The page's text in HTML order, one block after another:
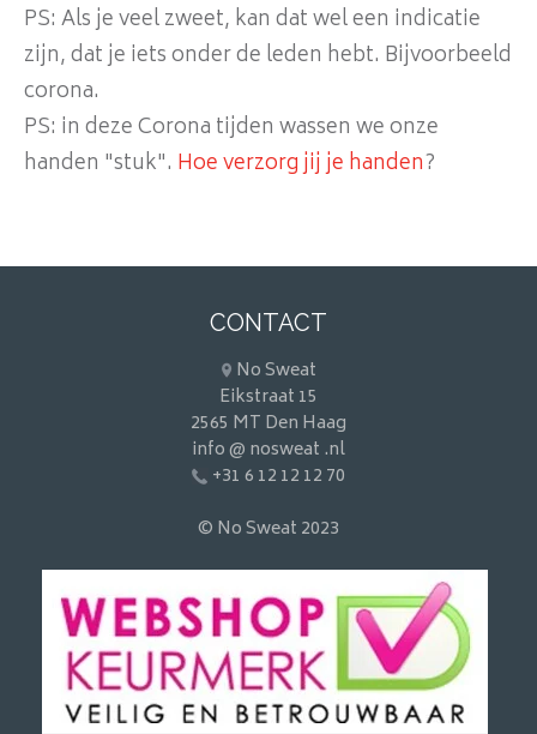
PS: Als je veel zweet, kan dat wel een indicatie
zijn, dat je iets onder de leden hebt. Bijvoorbeeld
corona.
PS: in deze Corona tijden wassen we onze
handen "stuk". Hoe verzorg jij je handen?
CONTACT
No Sweat
Eikstraat 15
2565 MT Den Haag
info @ nosweat .nl
+31 6 12 12 12 70
© No Sweat 2023